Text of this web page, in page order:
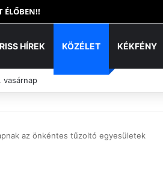
ÉLŐBEN!!
HÍREK KÖZÉLET KÉKFÉNY
vasárnap
az önkéntes tűzoltó egyesületek